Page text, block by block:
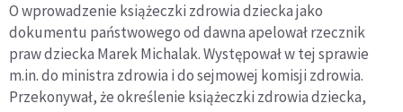
O wprowadzenie książeczki zdrowia dziecka jako
dokumentu państwowego od dawna apelował rzecznik
praw dziecka Marek Michalak. Występował w tej sprawie
m.in. do ministra zdrowia i do sejmowej komisji zdrowia.
Przekonywał, że określenie książeczki zdrowia dziecka,